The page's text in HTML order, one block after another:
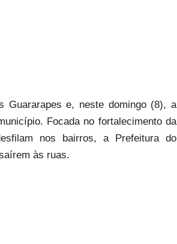
Guararapes e, neste domingo (8), a
Focada no fortalecimento da
nos bairros, a Prefeitura do
às ruas.